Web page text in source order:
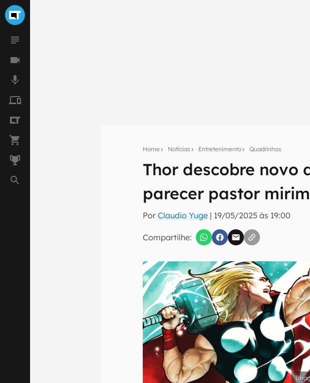
Home Notícias Entretenimento Quadrinhos
Thor descobre novo
parecer pastor mirim
PorClaudio Yuge | 19/05/2025 às 19:00
Compartilhe:
Assine a newsletter do Canaltech e
Confirmo que li, aceito e concordo com os